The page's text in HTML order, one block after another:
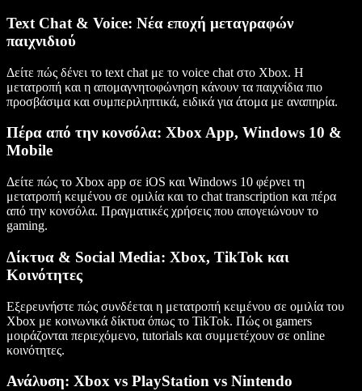
Text Chat & Voice: Νέα εποχή μεταγραφών
παιχνιδιού
Δείτε πώς δένει το text chat με το voice chat στο Xbox. Η
μετατροπή και η απομαγνητοφώνηση κάνουν τα παιχνίδια πιο
προσβάσιμα και συμπεριληπτικά, ειδικά για άτομα με αναπηρία.
Πέρα από την κονσόλα: Xbox App, Windows 10 &
Mobile
Δείτε πώς το Xbox app σε iOS και Windows 10 φέρνει τη
μετατροπή κειμένου σε ομιλία και το chat transcription και πέρα
από την κονσόλα. Πραγματικές χρήσεις που απογειώνουν το
gaming.
Δίκτυα & Social Media: Xbox, TikTok και
Κοινότητες
Εξερευνήστε πώς συνδέεται η μετατροπή κειμένου σε ομιλία του
Xbox με κοινωνικά δίκτυα όπως το TikTok. Πώς οι gamers
μοιράζονται περιεχόμενο, tutorials και συμμετέχουν σε online
κοινότητες.
Ανάλυση: Xbox vs PlayStation vs Nintendo